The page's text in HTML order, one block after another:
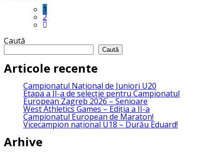
1
2
Caută
Caută
Articole recente
Campionatul Național de Juniori U20
Etapa a II-a de selecție pentru Campionatul
European Zagreb 2026 – Senioare
West Athletics Games – Ediția a II-a
Campionatul European de Maraton!
Vicecampion național U18 – Durău Eduard!
Arhive